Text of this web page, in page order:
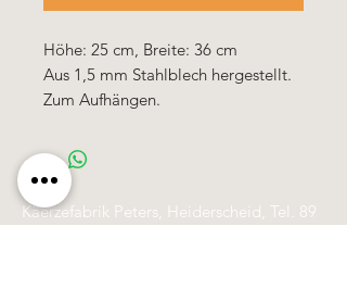
Höhe: 25 cm, Breite: 36 cm
Aus 1,5 mm Stahlblech hergestellt.
Zum Aufhängen.
Käerzefabrik Peters, Heiderscheid, Tel. 89